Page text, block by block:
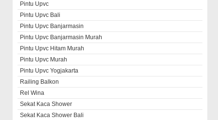
Pintu Upvc
Pintu Upvc Bali
Pintu Upvc Banjarmasin
Pintu Upvc Banjarmasin Murah
Pintu Upvc Hitam Murah
Pintu Upvc Murah
Pintu Upvc Yogjakarta
Railing Balkon
Rel Wina
Sekat Kaca Shower
Sekat Kaca Shower Bali